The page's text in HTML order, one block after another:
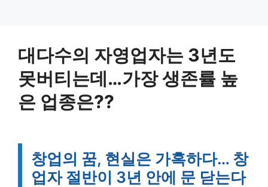
대다수의 자영업자는 3년도
못버티는데…가장 생존률 높
은 업종은??
창업의 꿈, 현실은 가혹하다… 창
업자 절반이 3년 안에 문 닫는다